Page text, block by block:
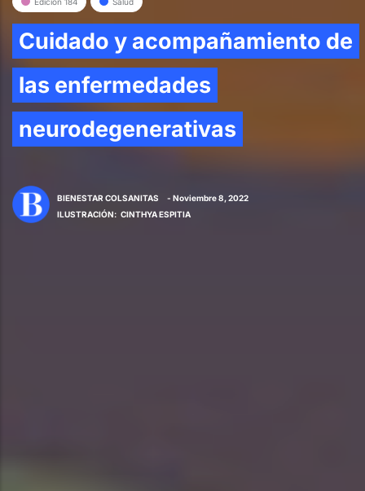
Cuidado y acompañamiento de
las enfermedades
neurodegenerativas
BIENESTAR COLSANITAS
- Noviembre 8, 2022
ILUSTRACIÓN: CINTHYA ESPITIA